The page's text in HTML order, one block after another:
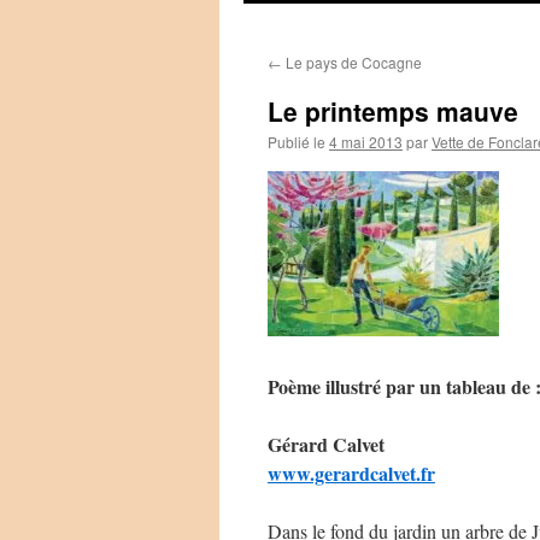
← Le pays de Cocagne
Le printemps mauve
Publié le 4 mai 2013 parVette de
Poème illustré par un tableau de :
Gérard Calvet
www.gerardcalvet.fr
Dans le fond du jardin un arbre de